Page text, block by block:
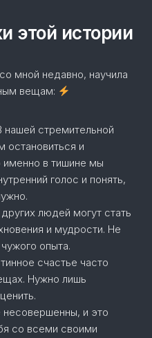
этой истории
мной недавно, научила
вещам:
нашей стремительной
остановиться и
именно в тишине мы
голос и понять,
людей могут стать
и мудрости. Не
опыта.
счастье часто
Нужно лишь
и это
со всеми своими